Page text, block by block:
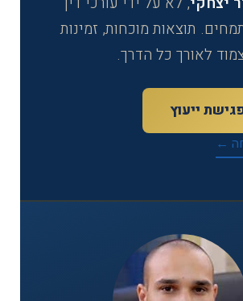
תוצאות מוכחות, זמינות
לאורך כל הדרך.
ייעוץ
←